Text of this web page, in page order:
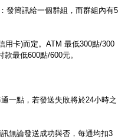
發簡訊給一個群組，而群組內有5
用卡)而定。ATM 最低300點/300
最低600點/600元。
一點，若發送失敗將於24小時之
無論發送成功與否，每通均扣3